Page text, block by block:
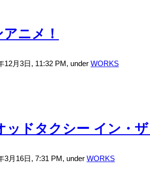
ニメ！
12月3日, 11:32 PM, under WORKS
ッドタクシー イン・
3月16日, 7:31 PM, under WORKS